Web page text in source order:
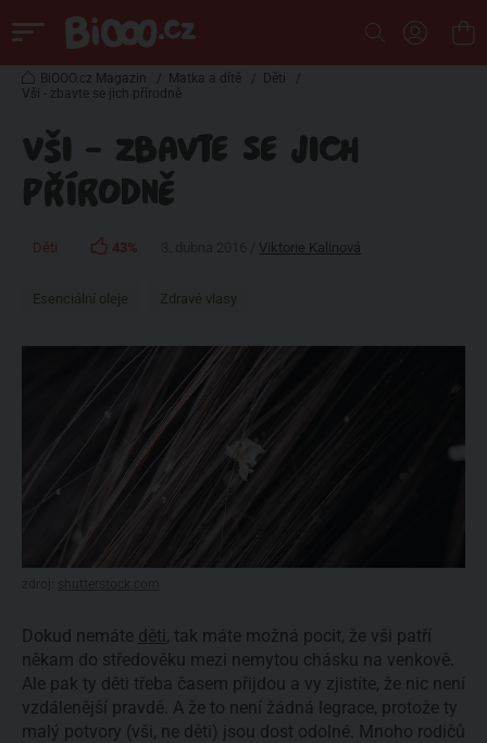
BiOOO.cz Magazin / Matka a dítě / Děti
/
Vši - zbavte se jich přírodně
VŠI - ZBAVTE SE JICH
PŘÍRODNĚ
Děti 43% Viktorie Kalinová
Esenciální oleje Zdravé vlasy
Dokud nemáte děti , tak máte možná pocit, že vši patří
někam do středověku mezi nemytou chásku na venkově.
Ale pak ty děti třeba časem přijdou a vy zjistíte, že nic není
vzdálenější pravdě. A že to není žádná legrace, protože ty
malý potvory (vši, ne děti) jsou dost odolné. Mnoho rodičů